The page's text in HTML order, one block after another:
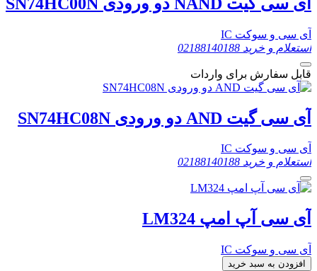
آی سی و سوکت IC
استعلام و خرید 02188140188
قابل سفارش برای واردات
آی سی گیت AND دو ورودی SN74HC08N
آی سی و سوکت IC
استعلام و خرید 02188140188
آی سی آپ امپ LM324
آی سی و سوکت IC
افزودن به سبد خرید